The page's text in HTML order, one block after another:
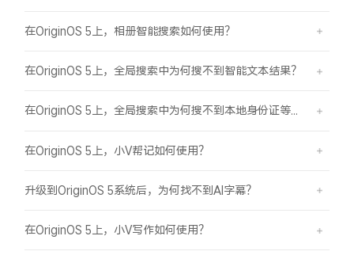
在OriginOS 5上，相册智能搜索如何使用？
在OriginOS 5上，全局搜索中为何搜不到智能文本结果？
在OriginOS 5上，全局搜索中为何搜不到本地身份证等证件结果？
在OriginOS 5上，小V帮记如何使用？
升级到OriginOS 5系统后，为何找不到AI字幕？
在OriginOS 5上，小V写作如何使用？